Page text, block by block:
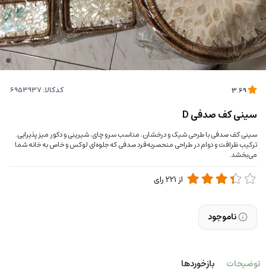
کدکالا:
سینی کف صدفی D
سینی کف صدفی با طرحی شیک و درخشان، مناسب سرو چای، شیرینی و دکور میز پذیرایی.
ترکیب ظرافت و دوام در طراحی منحصربه‌فرد صدفی که جلوه‌ای لوکس و خاص به خانه شما
می‌بخشد.
از221رای
ناموجود
توضیحات بازخوردها